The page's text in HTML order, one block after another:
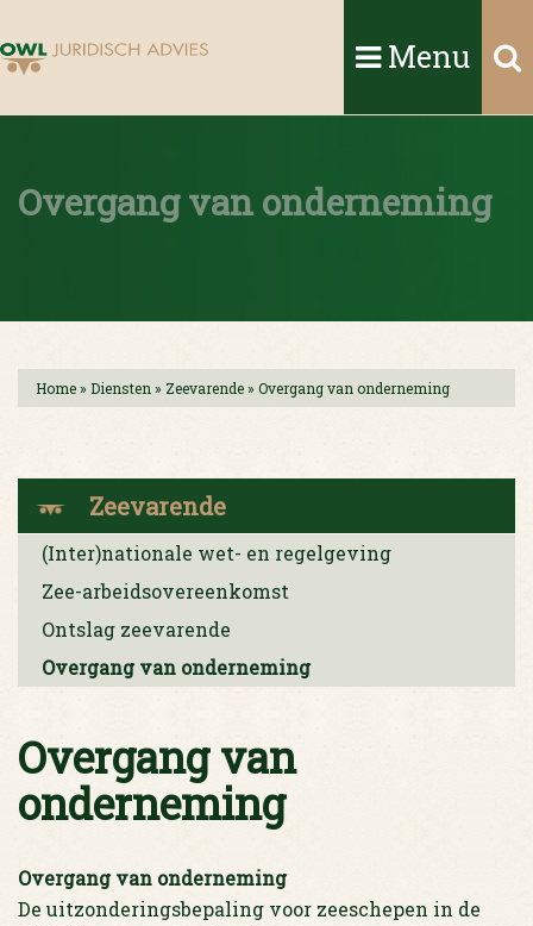
Menu
Overgang van onderneming
Home» Diensten » Zeevarende» Overgang van onderneming
Zeevarende
(Inter)nationale wet- en regelgeving
Zee-arbeidsovereenkomst
Ontslag zeevarende
Overgang van onderneming
Overgang van
onderneming
Overgang van onderneming
De uitzonderingsbepaling voor zeeschepen in de